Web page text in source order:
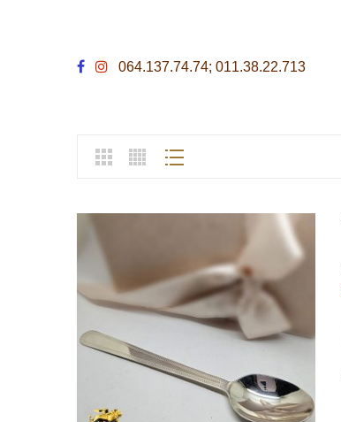
064.137.74.74; 011.38.22.713